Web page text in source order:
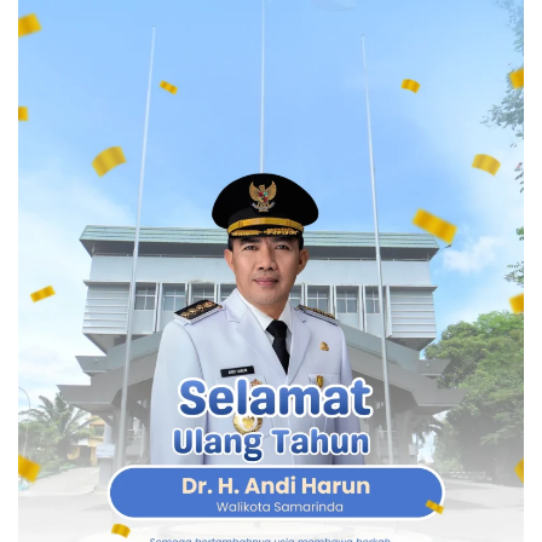
menunjukkan bukti keberadaannya di dalam lingkungan
kepolisian.
“Informasi tersebut disampaikan langsung oleh dr Tifa.
Setelah dibawa ke Polda dr Tifa menunjukkan bukti
bahwa dirinya saat ini berada di lingkungan Polda Metro
Jaya. Dokter Tifa tampak berada di depan laptop dan
menyampaikan bahwa dirinya sedang mengikuti ujian S3
Fakultas Kedokteran Universitas Indonesia (FKUI) dari
suatu ruangan di Polda Metro Jaya,” ujarnya.
Pernyataan ini menambah dinamika informasi yang
beredar, karena tidak merinci secara jelas apakah yang